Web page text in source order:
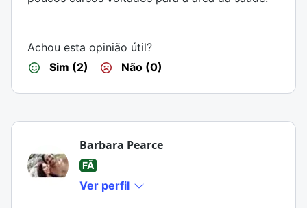
Achou esta opinião útil?
Sim (2)
Não (0)
Barbara Pearce
FÃ
Ver perfil